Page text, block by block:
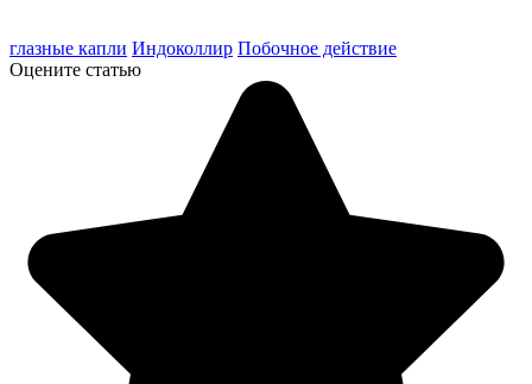
глазные капли Индоколлир Побочное действие
Оцените статью